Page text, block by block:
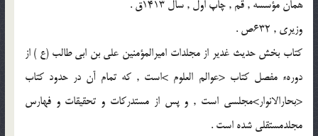
همان مؤسسه , قم , چاپ اول , سال 1413ق .
وزيرى , 632ص .
كتاب بخش حديث غدير از مجلدات اميرالمؤمنين على بن ابى طالب (ع ) از
دورهء مفصل كتاب <عوالم العلوم >است , كه تمام آن در حدود كتاب
<بحارالانوار>مجلسى است , و پس از مستدركات و تحقيقات و فهارس
مجلدمستقلى شده است .